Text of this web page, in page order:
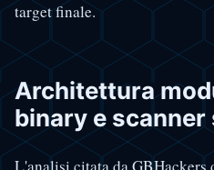
target finale.
Architettura
binary e scanner
L'analisi citata da GBHackers